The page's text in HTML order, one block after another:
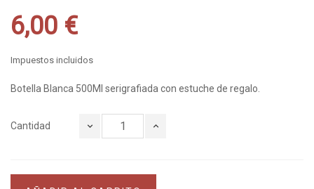
6,00 €
Impuestos incluidos
Botella Blanca 500Ml serigrafiada con estuche de regalo.
Cantidad